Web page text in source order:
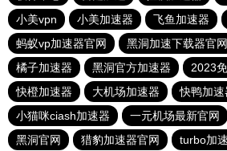
小美vpn
小美加速器 飞鱼加速器
蚂蚁vp加速器官网
黑洞加速下载器官网
橘子加速器
黑洞官方加速器
2023
快橙加速器
大机场加速器
快鸭加速
小猫咪ciash加速器
一元机场最新官网
黑洞官网
猎豹加速器官网 turbo加